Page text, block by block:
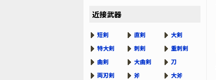
近接武器
短剣 直剣
大剣
特大剣
刺剣
重刺剣
曲剣
大曲剣
刀
両刃剣
斧
大斧